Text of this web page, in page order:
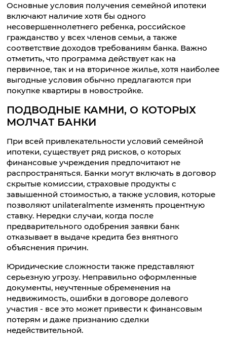
Основные условия получения семейной ипотеки
включают наличие хотя бы одного
несовершеннолетнего ребенка, российское
гражданство у всех членов семьи, а также
соответствие доходов требованиям банка. Важно
отметить, что программа действует как на
первичное, так и на вторичное жилье, хотя наиболее
выгодные условия обычно предлагаются при
покупке квартиры в новостройке.
ПОДВОДНЫЕ КАМНИ, О КОТОРЫХ
МОЛЧАТ БАНКИ
При всей привлекательности условий семейной
ипотеки, существует ряд рисков, о которых
финансовые учреждения предпочитают не
распространяться. Банки могут включать в договор
скрытые комиссии, страховые продукты с
завышенной стоимостью, а также условия, которые
позволяют unilateralmente изменять процентную
ставку. Нередки случаи, когда после
предварительного одобрения заявки банк
отказывает в выдаче кредита без внятного
объяснения причин.
Юридические сложности также представляют
серьезную угрозу. Неправильно оформленные
документы, неучтенные обременения на
недвижимость, ошибки в договоре долевого
участия - все это может привести к финансовым
потерям и даже признанию сделки
недействительной.